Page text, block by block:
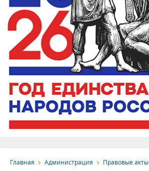
Главная Администрация Правовые акты